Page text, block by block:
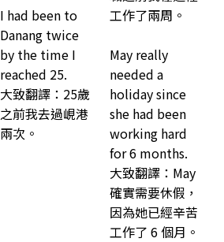
I had been to
Danang twice
by the time I
reached 25.
大致翻譯：25歲
之前我去過峴港
兩次。
工作了兩周。
May really
needed a
holiday since
she had been
working hard
for 6 months.
大致翻譯：May
確實需要休假，
因為她已經辛苦
工作了 6 個月。